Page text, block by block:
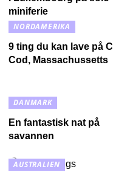
miniferie
NORDAMERIKA
9 ting du kan lave på
Cod, Massachussetts
DANMARK
En fantastisk nat på
savannen
AUSTRALIEN